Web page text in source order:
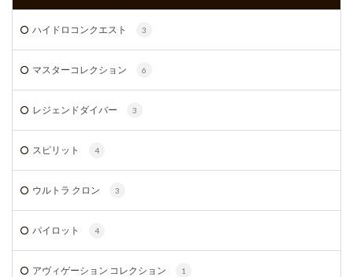
ハイドロコンクエスト 3
マスターコレクション 6
レジェンドダイバー 3
スピリット 4
ウルトラ クロン 3
パイロット 4
アヴィゲーション コレクション 1